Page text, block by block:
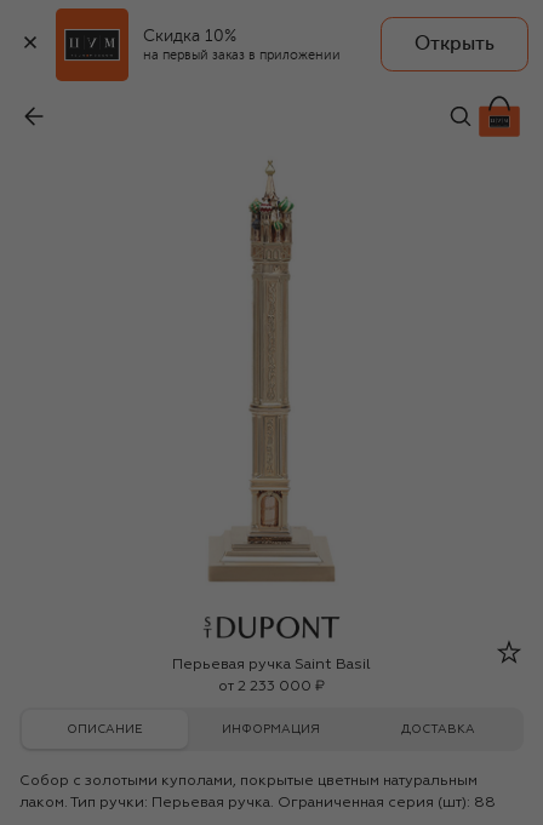
Скидка 10%
на первый заказ в приложении
Открыть
2 233 000 ₽
S.T. Dupont
Перьевая ручка Saint Basil
от 2 233 000 ₽
ОПИСАНИЕ ИНФОРМАЦИЯ ДОСТАВКА
Собор с золотыми куполами, покрытые цветным натуральным
лаком. Тип ручки: Перьевая ручка. Ограниченная серия (шт): 88